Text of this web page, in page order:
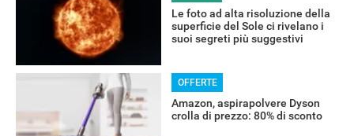
Le foto ad alta risoluzione della
superficie del Sole ci rivelano i
suoi segreti più suggestivi
OFFERTE
Amazon, aspirapolvere Dyson
crolla di prezzo: 80% di sconto